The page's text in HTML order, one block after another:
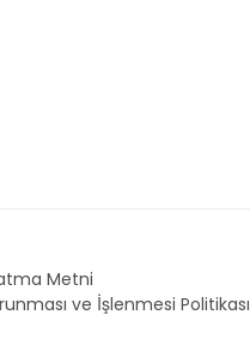
Metni
ve İşlenmesi Politikası